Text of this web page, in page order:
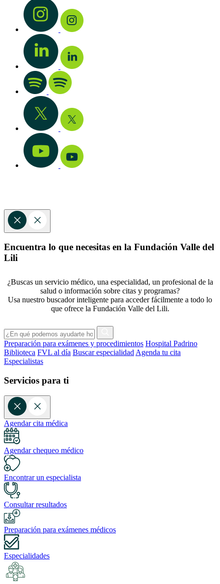
Encuentra lo que necesitas en la Fundación Valle del
Lili
¿Buscas un servicio médico, una especialidad, un profesional de la
salud o información sobre citas y programas?
Usa nuestro buscador inteligente para acceder fácilmente a todo lo
que ofrece la Fundación Valle del Lili.
Preparación para exámenes y procedimientos Hospital Padrino
Biblioteca FVL al día Buscar especialidad Agenda tu cita
Especialistas
Servicios para ti
Agendar cita médica
Agendar chequeo médico
Encontrar un especialista
Consultar resultados
Preparación para exámenes médicos
Especialidades